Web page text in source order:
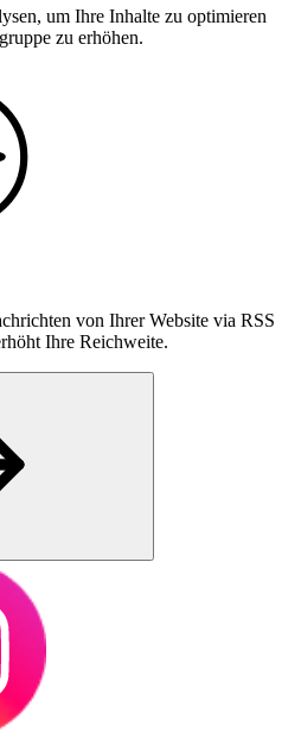
um Ihre Inhalte zu optimieren
zu erhöhen.
von Ihrer Website via RSS
Ihre Reichweite.